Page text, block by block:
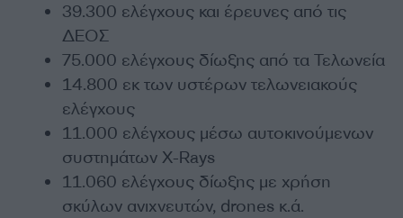
39.300 ελέγχους και έρευνες από τις
ΔΕΟΣ
75.000 ελέγχους δίωξης από τα Τελωνεία
14.800 εκ των υστέρων τελωνειακούς
ελέγχους
11.000 ελέγχους μέσω αυτοκινούμενων
συστημάτων X-Rays
11.060 ελέγχους δίωξης με χρήση
σκύλων ανιχνευτών, drones κ.ά.